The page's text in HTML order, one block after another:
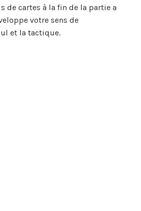
de cartes à la fin de la partie a
votre sens de
et la tactique.